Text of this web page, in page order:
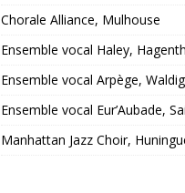
Chorale Alliance, Mulhouse
Ensemble vocal Haley,
Ensemble vocal Arpège,
Ensemble vocal Eur’Aubade,
Manhattan Jazz Choir,